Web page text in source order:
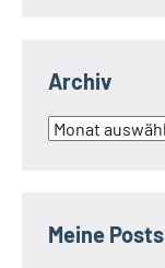
Archiv
Archiv
Meine Posts